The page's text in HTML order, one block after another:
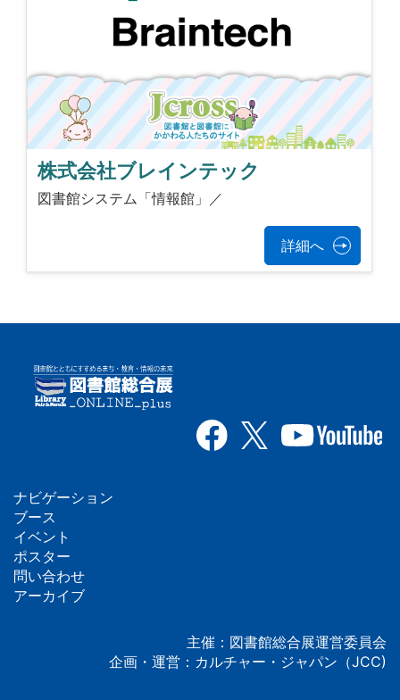
株式会社ブレインテック
図書館システム「情報館」／
詳細へ
フ
ッ
タ
ナビゲーション
ブース
イベント
ポスター
問い合わせ
アーカイブ
主催：図書館総合展運営委員会
企画・運営：カルチャー・ジャパン（JCC)